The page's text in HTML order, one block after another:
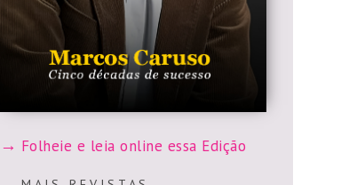
Folheie e leia online essa Edição